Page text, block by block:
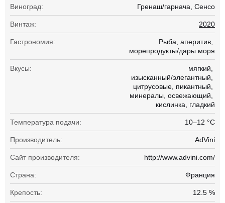
Виноград: Гренаш/гарнача Сенсо
Винтаж: 2020
Гастрономия: Рыба аперитив
морепродукты/дары моря
Вкусы:
мягкий
изысканный/элегантный
цитрусовые пикантный
минералы освежающий
кислинка
гладкий
Температура подачи: 10–12 °С
Производитель: AdVini
Сайт производителя: http://www.advini.com/
Страна: Франция
Крепость: 12.5 %